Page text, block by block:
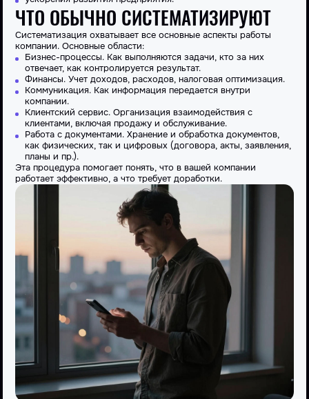
ЧТО ОБЫЧНО СИСТЕМАТИЗИРУЮТ
Систематизация охватывает все основные аспекты работы
компании. Основные области:
Бизнес-процессы. Как выполняются задачи, кто за них
отвечает, как контролируется результат.
Финансы. Учет доходов, расходов, налоговая оптимизация.
Коммуникация. Как информация передается внутри
компании.
Клиентский сервис. Организация взаимодействия с
клиентами, включая продажу и обслуживание.
Работа с документами. Хранение и обработка документов,
как физических, так и цифровых (договора, акты, заявления,
планы и пр.).
Эта процедура помогает понять, что в вашей компании
работает эффективно, а что требует доработки.